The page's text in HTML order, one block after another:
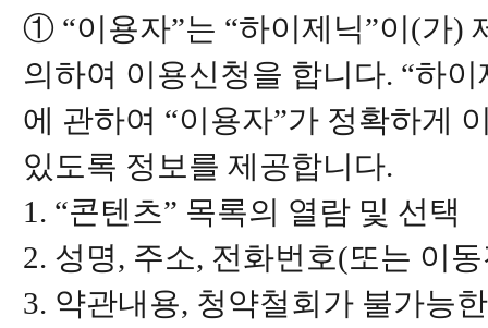
① “이용자”는 “하이제닉”이(가)
의하여 이용신청을 합니다. “하
에 관하여 “이용자”가 정확하게
있도록 정보를 제공합니다.
1. “콘텐츠” 목록의 열람 및 선택
2. 성명, 주소, 전화번호(또는 이
3. 약관내용, 청약철회가 불가능